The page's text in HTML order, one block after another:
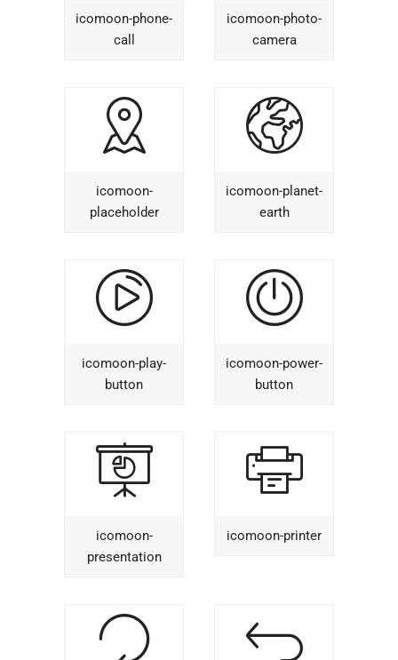
icomoon-phone-
call
icomoon-photo-
camera
icomoon-
placeholder
icomoon-planet-
earth
icomoon-play-
button
icomoon-power-
button
icomoon-
presentation
icomoon-printer